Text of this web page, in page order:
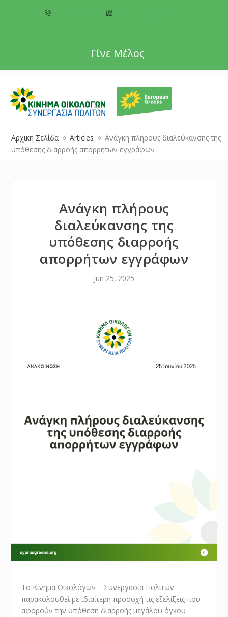
Γίνε Μέλος
Αρχική Σελίδα 9 Articles 9 Ανάγκη πλήρους διαλεύκανσης της
υπόθεσης διαρροής απορρήτων εγγράφων
Ανάγκη πλήρους
διαλεύκανσης της
υπόθεσης διαρροής
απορρήτων εγγράφων
Jun 25, 2025
Το Κίνημα Οικολόγων – Συνεργασία Πολιτών
παρακολουθεί με ιδιαίτερη προσοχή τις εξελίξεις που
αφορούν την υπόθεση διαρροής μεγάλου όγκου